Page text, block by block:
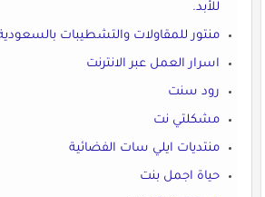
للأبد.
منتور للمقاولات والتشطيبات بالسعودية
اسرار العمل عبر الانترنت
رود سنت
مشكلتي نت
منتديات ايلي سات الفضائية
حياة اجمل بنت